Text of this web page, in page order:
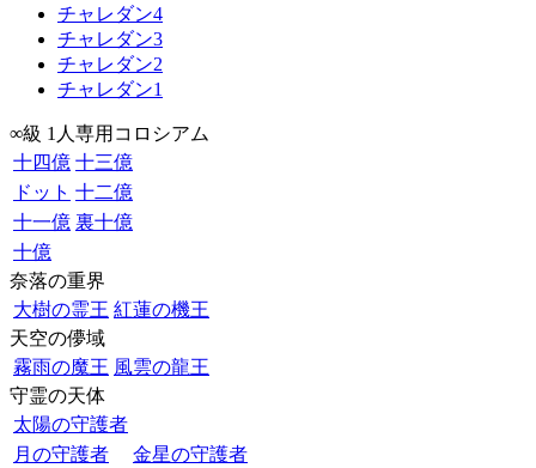
チャレダン4
チャレダン3
チャレダン2
チャレダン1
∞級 1人専用コロシアム
十四億 十三億
ドット 十二億
十一億 裏十億
十億
奈落の重界
大樹の霊王 紅蓮の機王
天空の儚域
霧雨の魔王 風雲の龍王
守霊の天体
太陽の守護者
月の守護者
金星の守護者